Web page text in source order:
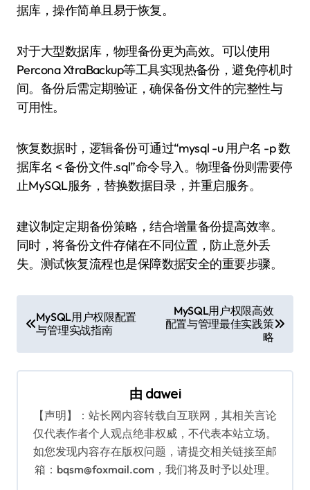
据库，操作简单且易于恢复。
对于大型数据库，物理备份更为高效。可以使用
Percona XtraBackup等工具实现热备份，避免停机时
间。备份后需定期验证，确保备份文件的完整性与
可用性。
恢复数据时，逻辑备份可通过“mysql -u 用户名 -p 数
据库名 < 备份文件.sql”命令导入。物理备份则需要停
止MySQL服务，替换数据目录，并重启服务。
建议制定定期备份策略，结合增量备份提高效率。
同时，将备份文件存储在不同位置，防止意外丢
失。测试恢复流程也是保障数据安全的重要步骤。
章
导
航
MySQL用户权限配置
与管理实战指南
MySQL用户权限高效
配置与管理最佳实践策
略
由 dawei
【声明】：站长网内容转载自互联网，其相关言论
仅代表作者个人观点绝非权威，不代表本站立场。
如您发现内容存在版权问题，请提交相关链接至邮
箱：bqsm@foxmail.com，我们将及时予以处理。